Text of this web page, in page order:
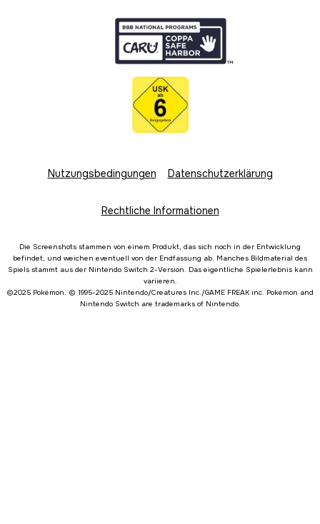
Nutzungsbedingungen Datenschutzerklärung
Rechtliche Informationen
Die Screenshots stammen von einem Produkt, das sich noch in der Entwicklung
befindet, und weichen eventuell von der Endfassung ab. Manches Bildmaterial des
Spiels stammt aus der Nintendo Switch 2-Version. Das eigentliche Spielerlebnis kann
variieren.
©2025 Pokémon. © 1995-2025 Nintendo/Creatures Inc./GAME FREAK inc. Pokémon and
Nintendo Switch are trademarks of Nintendo.